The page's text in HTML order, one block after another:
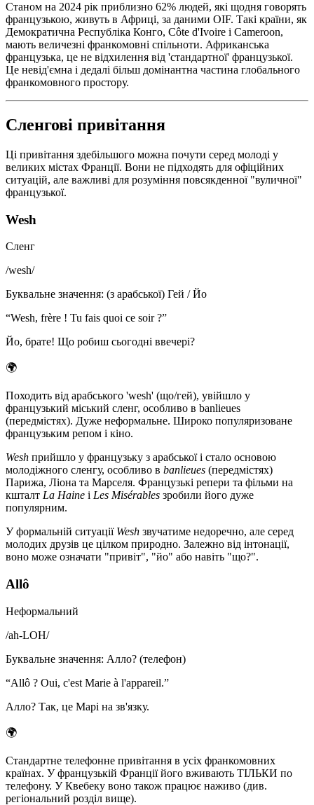
Станом на 2024 рік приблизно 62% людей, які щодня говорять
французькою, живуть в Африці, за даними OIF. Такі країни, як
Демократична Республіка Конго, Côte d'Ivoire і Cameroon,
мають величезні франкомовні спільноти. Африканська
французька, це не відхилення від 'стандартної' французької.
Це невід'ємна і дедалі більш домінантна частина глобального
франкомовного простору.
Сленгові привітання
Ці привітання здебільшого можна почути серед молоді у
великих містах Франції. Вони не підходять для офіційних
ситуацій, але важливі для розуміння повсякденної "вуличної"
французької.
Wesh
Сленг
/wesh/
Буквальне значення: (з арабської) Гей / Йо
“Wesh, frère ! Tu fais quoi ce soir ?”
Йо, брате! Що робиш сьогодні ввечері?
🌍
Походить від арабського 'wesh' (що/гей), увійшло у
французький міський сленг, особливо в banlieues
(передмістях). Дуже неформальне. Широко популяризоване
французьким репом і кіно.
Wesh прийшло у французьку з арабської і стало основою
молодіжного сленгу, особливо в banlieues (передмістях)
Парижа, Ліона та Марселя. Французькі репери та фільми на
кшталт La Haine і Les Misérables зробили його дуже
популярним.
У формальній ситуації Wesh звучатиме недоречно, але серед
молодих друзів це цілком природно. Залежно від інтонації,
воно може означати "привіт", "йо" або навіть "що?".
Allô
Неформальний
/ah-LOH/
Буквальне значення: Алло? (телефон)
“Allô ? Oui, c'est Marie à l'appareil.”
Алло? Так, це Марі на зв'язку.
🌍
Стандартне телефонне привітання в усіх франкомовних
країнах. У французькій Франції його вживають ТІЛЬКИ по
телефону. У Квебеку воно також працює наживо (див.
регіональний розділ вище).